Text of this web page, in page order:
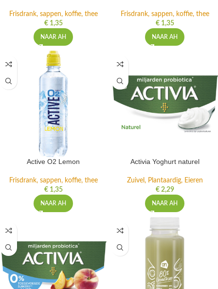
Frisdrank, sappen, koffie, thee
€1,35
NAAR AH
Frisdrank, sappen, koffie, thee
€1,35
NAAR AH
Active O2 Lemon
Frisdrank, sappen, koffie, thee
€1,35
NAAR AH
Activia Yoghurt naturel
Zuivel, Plantaardig, Eieren
€2,29
NAAR AH